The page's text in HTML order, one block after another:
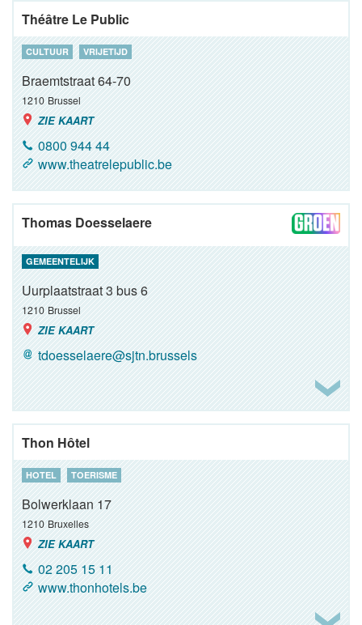
Théâtre Le Public
CULTUUR VRIJETIJD
Braemtstraat 64-70
1210 Brussel
ZIE KAART
0800 944 44
www.theatrelepublic.be
Thomas Doesselaere
GEMEENTELIJK
Uurplaatstraat 3 bus 6
1210 Brussel
ZIE KAART
tdoesselaere@sjtn.brussels
Thon Hôtel
HOTEL TOERISME
Bolwerklaan 17
1210 Bruxelles
ZIE KAART
02 205 15 11
www.thonhotels.be